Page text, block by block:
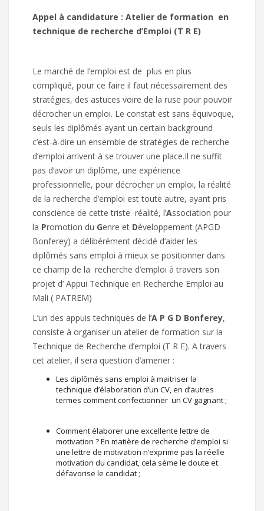
Appel à candidature : Atelier de formation en
technique de recherche d’Emploi (T R E)
Le marché de l’emploi est de plus en plus
compliqué, pour ce faire il faut nécessairement des
stratégies, des astuces voire de la ruse pour pouvoir
décrocher un emploi. Le constat est sans équivoque,
seuls les diplômés ayant un certain background
c’est-à-dire un ensemble de stratégies de recherche
d’emploi arrivent à se trouver une place.Il ne suffit
pas d’avoir un diplôme, une expérience
professionnelle, pour décrocher un emploi, la réalité
de la recherche d’emploi est toute autre, ayant pris
conscience de cette triste réalité, l’Association pour
la Promotion du Genre et Développement (APGD
Bonferey) a délibérément décidé d’aider les
diplômés sans emploi à mieux se positionner dans
ce champ de la recherche d’emploi à travers son
projet d’ Appui Technique en Recherche Emploi au
Mali ( PATREM)
L’un des appuis techniques de l’A P G D Bonferey,
consiste à organiser un atelier de formation sur la
Technique de Recherche d’emploi (T R E). A travers
cet atelier, il sera question d’amener :
Les diplômés sans emploi à maitriser la
technique d’élaboration d’un CV, en d’autres
termes comment confectionner un CV gagnant ;
Comment élaborer une excellente lettre de
motivation ? En matière de recherche d’emploi si
une lettre de motivation n’exprime pas la réelle
motivation du candidat, cela sème le doute et
défavorise le candidat ;